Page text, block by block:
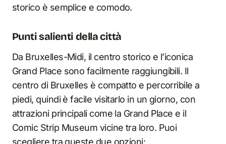
storico è semplice e comodo.
Punti salienti della città
Da Bruxelles-Midi, il centro storico e l’iconica
Grand Place sono facilmente raggiungibili. Il
centro di Bruxelles è compatto e percorribile a
piedi, quindi è facile visitarlo in un giorno, con
attrazioni principali come la Grand Place e il
Comic Strip Museum vicine tra loro. Puoi
scegliere tra queste due opzioni: